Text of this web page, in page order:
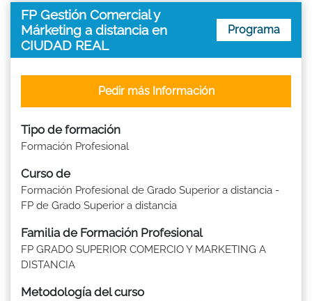
FP Gestión Comercial y
Márketing a distancia en
CIUDAD REAL
Programa
Tipo de formación
Formación Profesional
Curso de
Formación Profesional de Grado Superior a distancia -
FP de Grado Superior a distancia
Familia de Formación Profesional
FP GRADO SUPERIOR COMERCIO Y MARKETING A
DISTANCIA
Metodología del curso
Pedir más Información